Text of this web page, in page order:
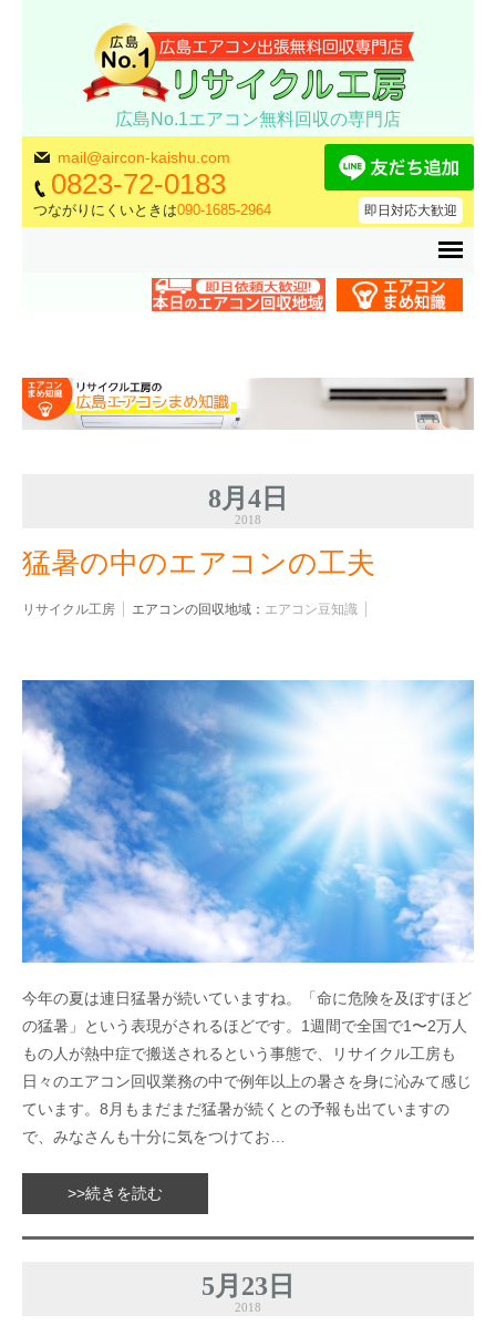
広島No.1エアコン無料回収の専門店
mail@aircon-kaishu.com
0823-72-0183
つながりにくいときは090-1685-2964 即日対応大歓迎
8月4日
2018
猛暑の中のエアコンの工夫
リサイクル工房 エアコンの回収地域： エアコン豆知識
今年の夏は連日猛暑が続いていますね。「命に危険を及ぼすほど
の猛暑」という表現がされるほどです。1週間で全国で1〜2万人
もの人が熱中症で搬送されるという事態で、リサイクル工房も
日々のエアコン回収業務の中で例年以上の暑さを身に沁みて感じ
ています。8月もまだまだ猛暑が続くとの予報も出ていますの
で、みなさんも十分に気をつけてお…
>>続きを読む
5月23日
2018